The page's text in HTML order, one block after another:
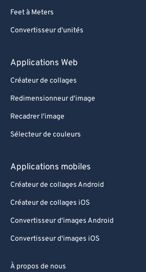
Feet à Meters
Convertisseur d'unités
Applications Web
Créateur de collages
Redimensionneur d'image
Recadrer l'image
Sélecteur de couleurs
Applications mobiles
Créateur de collages Android
Créateur de collages iOS
Convertisseur d'images Android
Convertisseur d'images iOS
À propos de nous